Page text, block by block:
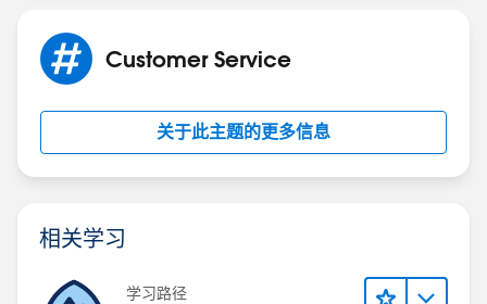
ce_presence_administrators.pdf
Customer Service
关于此主题的更多信息
相关学习
学习路径